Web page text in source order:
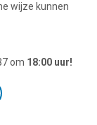
wijze kunnen
om 18:00 uur!